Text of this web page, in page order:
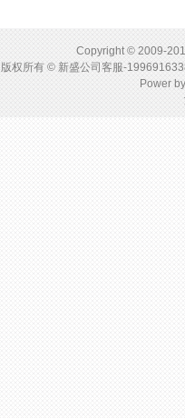
Copyright © 2009-
版权所有 © 新盛公司客服-
Power